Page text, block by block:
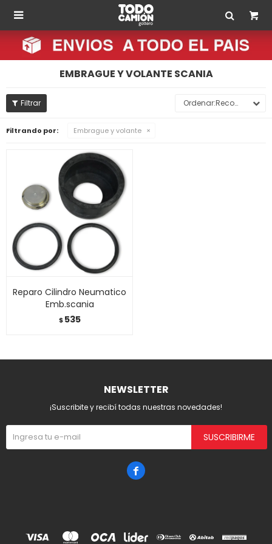

EMBRAGUE Y VOLANTE SCANIA
Recomendados
Filtrando por: Embrague y volante
Reparo Cilindro Neumatico
Emb.scania
$ 535
NEWSLETTER
¡Suscribite y recibí todas nuestras novedades!
SUSCRIBIRME
